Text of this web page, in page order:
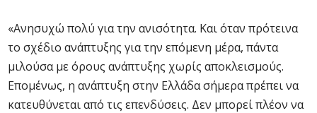
«Ανησυχώ πολύ για την ανισότητα. Και όταν πρότεινα
το σχέδιο ανάπτυξης για την επόμενη μέρα, πάντα
μιλούσα με όρους ανάπτυξης χωρίς αποκλεισμούς.
Επομένως, η ανάπτυξη στην Ελλάδα σήμερα πρέπει να
κατευθύνεται από τις επενδύσεις. Δεν μπορεί πλέον να